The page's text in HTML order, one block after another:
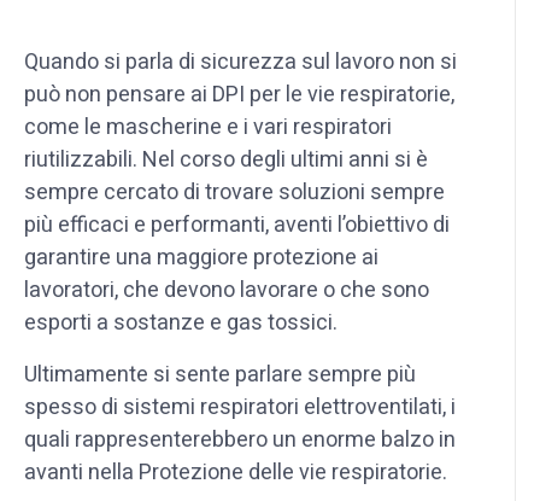
Quando si parla di sicurezza sul lavoro non si
può non pensare ai DPI per le vie respiratorie,
come le mascherine e i vari respiratori
riutilizzabili. Nel corso degli ultimi anni si è
sempre cercato di trovare soluzioni sempre
più efficaci e performanti, aventi l’obiettivo di
garantire una maggiore protezione ai
lavoratori, che devono lavorare o che sono
esporti a sostanze e gas tossici.
Ultimamente si sente parlare sempre più
spesso di sistemi respiratori elettroventilati, i
quali rappresenterebbero un enorme balzo in
avanti nella Protezione delle vie respiratorie.